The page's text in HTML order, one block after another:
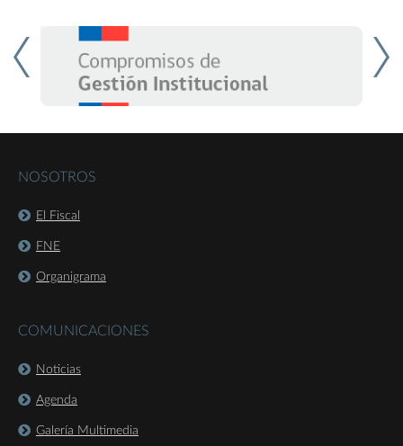
NOSOTROS
El Fiscal
FNE
Organigrama
COMUNICACIONES
Noticias
Agenda
Galería Multimedia